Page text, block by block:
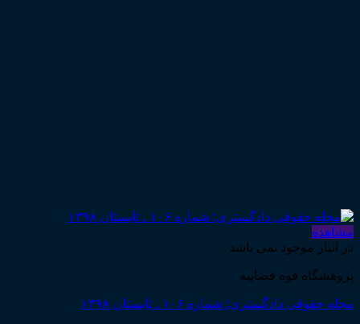
مشاهده
در انبار موجود نمی باشد
پژوهشگاه قوه قضاییه
مجله حقوقی دادگستری؛ شماره ۱۰۶ ـ تابستان ۱۳۹۸